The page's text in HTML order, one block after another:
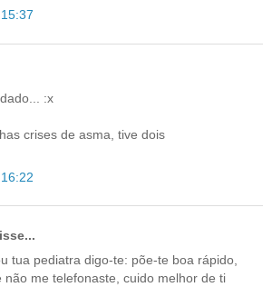
:x
crises de asma, tive dois
tua pediatra digo-te: põe-te boa rápido,
não me telefonaste, cuido melhor de ti